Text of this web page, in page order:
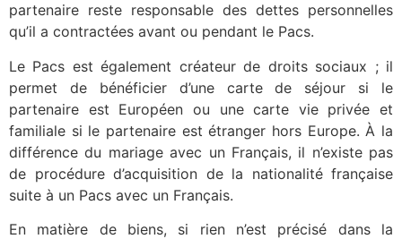
partenaire reste responsable des dettes personnelles
qu’il a contractées avant ou pendant le Pacs.
Le Pacs est également créateur de droits sociaux ; il
permet de bénéficier d’une carte de séjour si le
partenaire est Européen ou une carte vie privée et
familiale si le partenaire est étranger hors Europe. À la
différence du mariage avec un Français, il n’existe pas
de procédure d’acquisition de la nationalité française
suite à un Pacs avec un Français.
En matière de biens, si rien n’est précisé dans la